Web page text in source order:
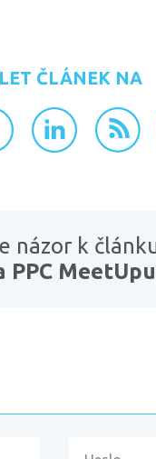
ČLÁNEK NA
na Facebooku
sdílet naRSS
názor k
PPC